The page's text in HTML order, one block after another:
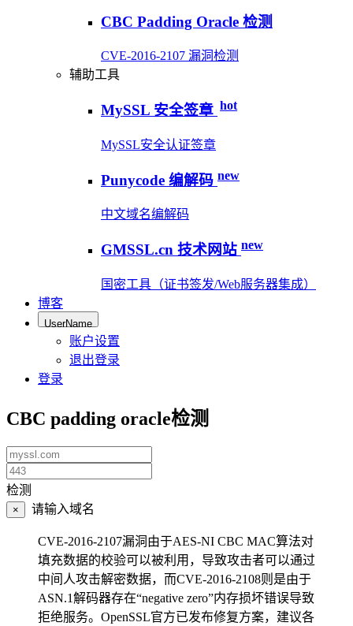
CBC Padding Oracle 检测
CVE-2016-2107 漏洞检测
辅助工具
MySSL 安全签章 hot
MySSL安全认证签章
Punycode 编解码 new
中文域名编解码
GMSSL.cn 技术网站 new
国密工具（证书签发/Web服务器集成）
博客
UserName
账户设置
退出登录
登录
CBC padding oracle检测
检测
× Error:
请输入域名
CVE-2016-2107漏洞由于AES-NI CBC MAC算法对
填充数据的校验可以被利用，导致攻击者可以通过
中间人攻击解密数据，而CVE-2016-2108则是由于
ASN.1解码器存在“negative zero”内存损坏错误导致
拒绝服务。OpenSSL官方已发布修复方案，建议各